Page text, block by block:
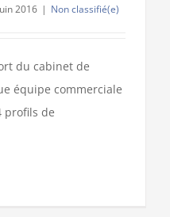
2016 | Non classifié(e)
du cabinet de
équipe commerciale
profils de
droits réservés |